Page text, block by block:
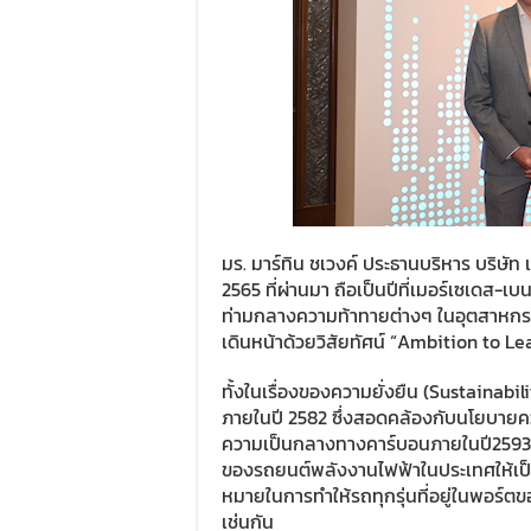
มร. มาร์ทิน ชเวงค์ ประธานบริหาร บริษัท
2565 ที่ผ่านมา ถือเป็นปีที่เมอร์เซเดส-เบ
ท่ามกลางความท้าทายต่างๆ ในอุตสาหก
เดินหน้าด้วยวิสัยทัศน์ “Ambition to
ทั้งในเรื่องของความยั่งยืน
ภายในปี 2582 ซึ่งสอดคล้องกับนโยบาย
ความเป็นกลางทางคาร์บอนภายในปี
ของรถยนต์พลังงานไฟฟ้าในประเทศให้เ
หมายในการทำให้รถทุกรุ่นที่อยู่ในพอร์ต
เช่นกัน